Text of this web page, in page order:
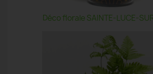
Déco florale SAINTE-LUCE-